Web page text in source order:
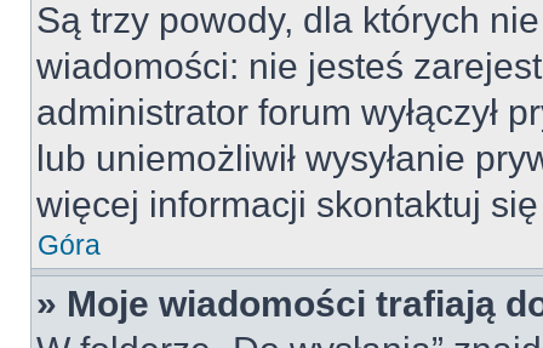
Są trzy powody, dla których
wiadomości: nie jesteś
administrator forum wyłączył
lub uniemożliwił wysyłanie
więcej informacji skontaktuj
Góra
» Moje wiadomości trafiają